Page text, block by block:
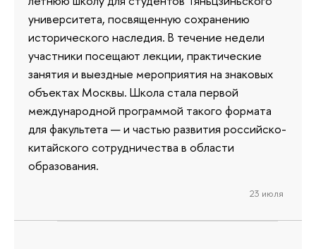
университета, посвященную сохранению
исторического наследия. В течение недели
участники посещают лекции, практические
занятия и выездные мероприятия на знаковых
объектах Москвы. Школа стала первой
международной программой такого формата
для факультета — и частью развития российско-
китайского сотрудничества в области
образования.
23 июля